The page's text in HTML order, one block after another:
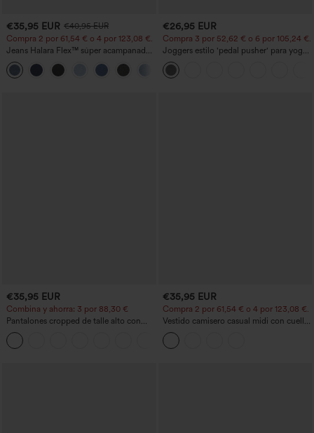
€35,95 EUR €40,95 EUR
Compra 2 por 61,54 € o 4 por 123,08 €.
Jeans Halara Flex™ súper acampanado
elástico lavado bolsillo cruzado tiro alto
€26,95 EUR
Compra 3 por 52,62 € o 6 por 105,24 €.
Joggers estilo 'pedal pusher' para yoga
de talle alto, fruncidos y jaspeados, con
bolsillos
€35,95 EUR
Combina y ahorra: 3 por 88,30 €
Pantalones cropped de talle alto con
bolsillos con cremallera y efecto lino
€35,95 EUR
Compra 2 por 61,54 € o 4 por 123,08 €.
Vestido camisero casual midi con cuello,
mangas casquillo, cinturón, dobladillo
curvo con abertura y bolsillos